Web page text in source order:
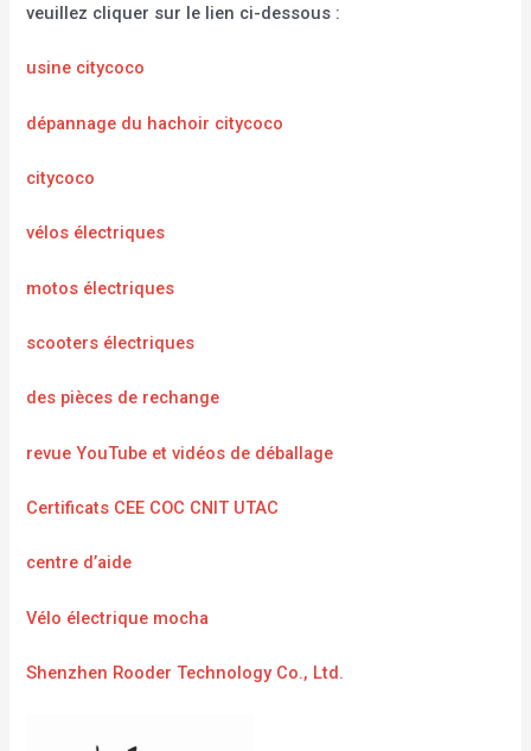
veuillez cliquer sur le lien ci-dessous :
usine citycoco
dépannage du hachoir citycoco
citycoco
vélos électriques
motos électriques
scooters électriques
des pièces de rechange
revue YouTube et vidéos de déballage
Certificats CEE COC CNIT UTAC
centre d’aide
Vélo électrique mocha
Shenzhen Rooder Technology Co., Ltd.